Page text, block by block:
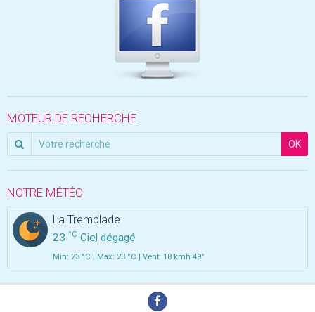
MOTEUR DE RECHERCHE
OK
NOTRE MÉTÉO
La Tremblade
23 °C Ciel dégagé
Min: 23 °C | Max: 23 °C | Vent: 18 kmh 49°